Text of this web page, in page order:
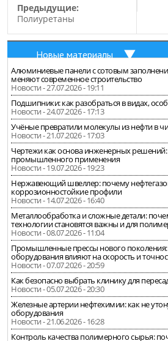
Предыдущие:
Полиуретаны
Новые материалы
Алюминиевые панели с сотовым
меняют современное строительство
Новости - 27.07.2026 - 19:11
Подшипники: как разобраться в видах,
Новости - 24.07.2026 - 17:13
Учёные превратили молекулы из нефти в
Новости - 21.07.2026 - 17:03
Чертежи как основа инженерных решений:
промышленного применения
Новости - 19.07.2026 - 19:23
Нержавеющий швеллер: почему
коррозионностойкие профили
Новости - 14.07.2026 - 16:40
Металлообработка и сложные детали:
технологии становятся важны и для
Новости - 08.07.2026 - 11:04
Промышленные прессы нового поколения:
оборудования влияют на скорость и
Новости - 07.07.2026 - 20:59
Как безопасно выбрать клинику для
Новости - 05.07.2026 - 20:30
Железные артерии нефтехимии: как не
оборудования
Новости - 21.06.2026 - 16:28
Контроль качества полимерного сырья: